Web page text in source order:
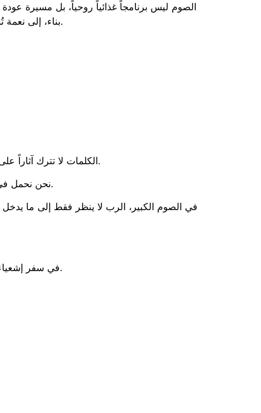
الصوم ليس برنامجاً غذائياً روحياً، بل مسيرة
بناء، إلى نعمة تُسكب في آذان السامعين. فالكلمة، في المنطق الإنجيلي، ليست صوتاً عابراً، بل طاقة حياة.
الكلمات لا تترك آثاراً على الجلد، لكنها تحفر في الذاكرة. وقد قال سفر الأمثال: “المَوتُ والحَياةُ في يَدِ اللِّسان” (أمثال 18. 21).
نحن نحمل في أفواهنا قدرة مذهلة: أن نُحيي إنساناً بكلمة تشجيع، أو أن نُطفئ شجاعته بعبارة استهزاء.
في الصوم الكبير، الرب لا ينظر فقط إلى ما يدخل
في سفر إشعياء 58، يوضح الله أن الصوم الذي يرضيه ليس شكلاً خارجياً، بل تحوّلاً في العلاقات والسلوك.